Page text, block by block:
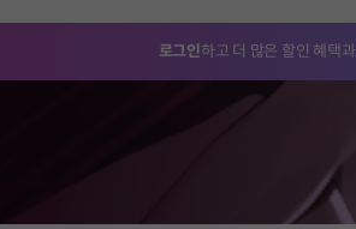
로그인하고 더 많은 할인 혜택과